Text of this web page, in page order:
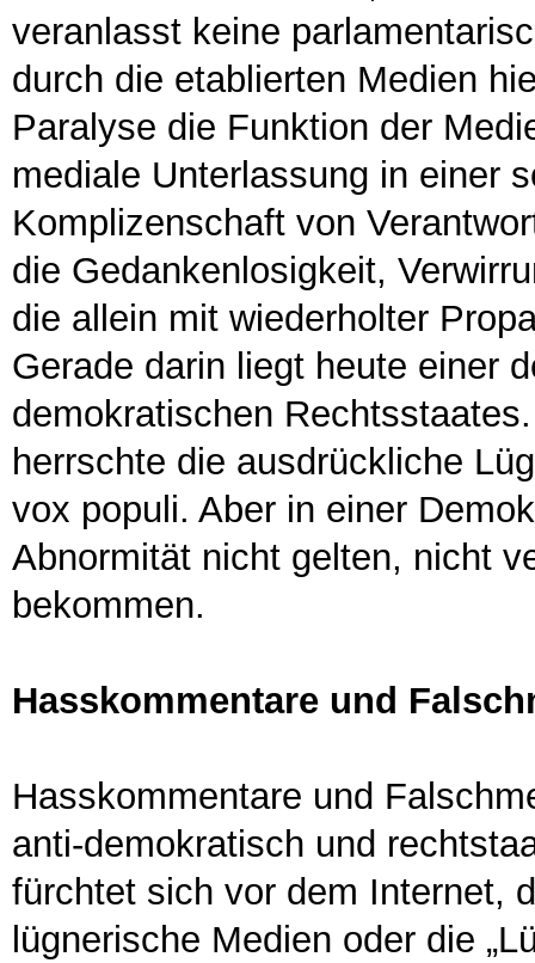
veranlasst keine
durch die etablierten Medien
Paralyse die Funktion der
mediale Unterlassung in einer
Komplizenschaft von
die Gedankenlosigkeit,
die allein mit wiederholter
Gerade darin liegt heute einer
demokratischen
herrschte die ausdrückliche
vox populi. Aber in einer
Abnormität nicht gelten, nicht
bekommen.
Hasskommentare und
Hasskommentare und
anti-demokratisch und
fürchtet sich vor dem Internet,
lügnerische Medien oder die